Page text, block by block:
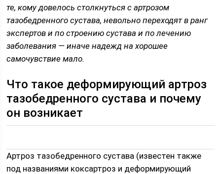
те, кому довелось столкнуться с артрозом
тазобедренного сустава, невольно переходят в ранг
экспертов и по строению сустава и по лечению
заболевания — иначе надежд на хорошее
самочувствие мало.
Что такое деформирующий артроз
тазобедренного сустава и почему
он возникает
Артроз тазобедренного сустава (известен также
под названиями коксартроз и деформирующий